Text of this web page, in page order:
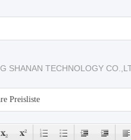
SHANAN TECHNOLOGY